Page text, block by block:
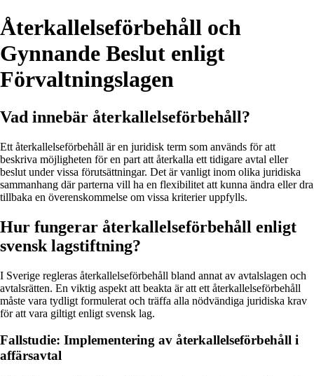
Återkallelseförbehåll och
Gynnande Beslut enligt
Förvaltningslagen
Vad innebär återkallelseförbehåll?
Ett återkallelseförbehåll är en juridisk term som används för att
beskriva möjligheten för en part att återkalla ett tidigare avtal eller
beslut under vissa förutsättningar. Det är vanligt inom olika juridiska
sammanhang där parterna vill ha en flexibilitet att kunna ändra eller dra
tillbaka en överenskommelse om vissa kriterier uppfylls.
Hur fungerar återkallelseförbehåll enligt
svensk lagstiftning?
I Sverige regleras återkallelseförbehåll bland annat av avtalslagen och
avtalsrätten. En viktig aspekt att beakta är att ett återkallelseförbehåll
måste vara tydligt formulerat och träffa alla nödvändiga juridiska krav
för att vara giltigt enligt svensk lag.
Fallstudie: Implementering av återkallelseförbehåll i
affärsavtal